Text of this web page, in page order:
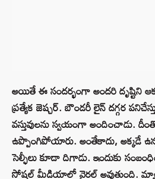
అయితే ఈ సందర్భంగా అందరి దృష్టిని
ప్రత్యేక జెష్చర్. బౌండరీ లైన్ దగ్గర
వస్తువులను స్వయంగా అందించాడు.
ఉప్పొంగిపోయారు. అంతేకాదు, అక్కడే
సెల్ఫీలు కూడా దిగాడు. ఇందుకు
సోషల్ మీడియాలో వైరల్ అవుతుంది.